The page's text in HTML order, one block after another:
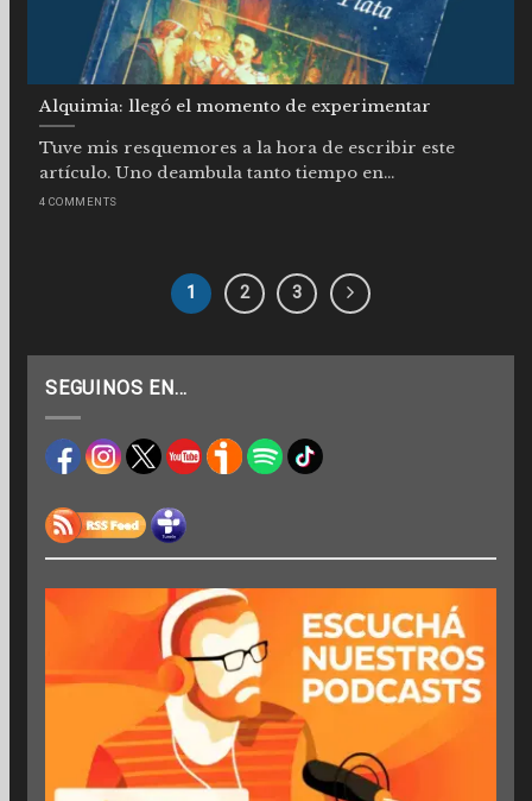
Alquimia: llegó el momento de experimentar
Tuve mis resquemores a la hora de escribir este
artículo. Uno deambula tanto tiempo en...
4 COMMENTS
1 2 3
SEGUINOS EN…